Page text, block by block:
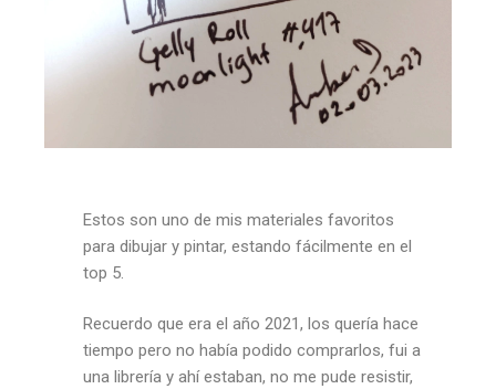
Estos son uno de mis materiales favoritos
para dibujar y pintar, estando fácilmente en el
top 5.
Recuerdo que era el año 2021, los quería hace
tiempo pero no había podido comprarlos, fui a
una librería y ahí estaban, no me pude resistir,